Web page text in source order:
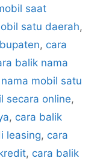
saat
satu daerah,
, cara
balik nama
mobil satu
secara online,
, cara balik
leasing, cara
, cara balik